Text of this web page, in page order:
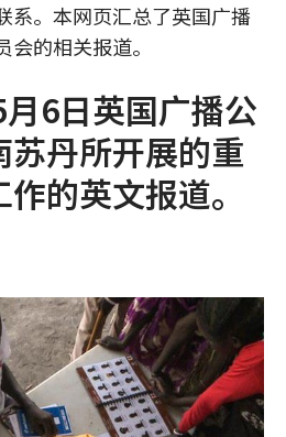
系。本网页汇总了英国广播
的相关报道。
6日英国广播公
苏丹所开展的重
作的英文报道。